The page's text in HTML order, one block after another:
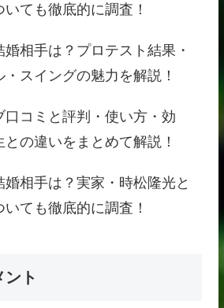
ても徹底的に調査！
相手は？プロテスト結果・
スイングの魅力を解説！
口コミと評判・使い方・効
の違いをまとめて解説！
婚相手は？実家・時松隆光と
ても徹底的に調査！
ト